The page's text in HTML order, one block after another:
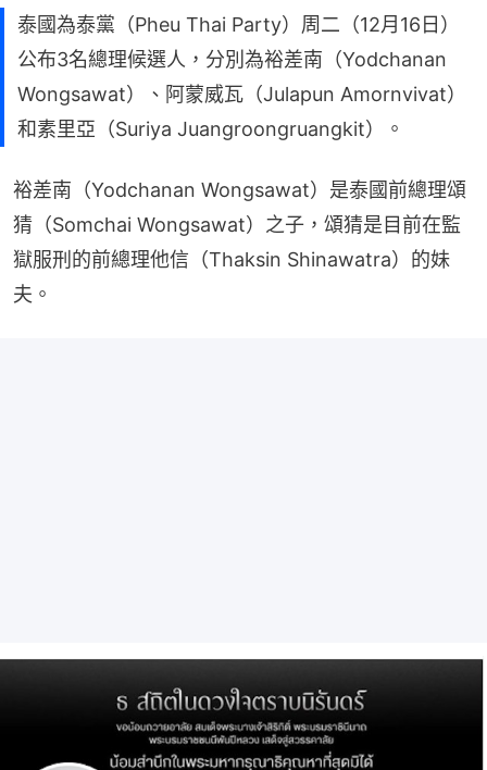
泰國為泰黨（Pheu Thai Party）周二（12月16日）
公布3名總理候選人，分別為裕差南（Yodchanan
Wongsawat）、阿蒙威瓦（Julapun Amornvivat）
和素里亞（Suriya Juangroongruangkit）。
裕差南（Yodchanan Wongsawat）是泰國前總理頌
猜（Somchai Wongsawat）之子，頌猜是目前在監
獄服刑的前總理他信（Thaksin Shinawatra）的妹
夫。